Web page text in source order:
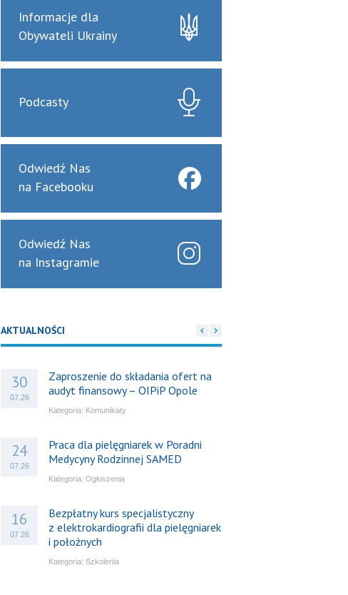
Informacje dla
Obywateli Ukrainy
Podcasty
Odwiedź Nas
na Facebooku
Odwiedź Nas
na Instagramie
AKTUALNOŚCI
30
07.26
Zaproszenie do składania ofert na
audyt finansowy – OIPiP Opole
Kategoria: Komunikaty
24
07.26
Praca dla pielęgniarek w Poradni
Medycyny Rodzinnej SAMED
Kategoria: Ogłoszenia
16
07.26
Bezpłatny kurs specjalistyczny
z elektrokardiografii dla pielęgniarek
i położnych
Kategoria: Szkolenia